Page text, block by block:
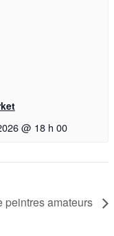
@ 18 h 00
peintres amateurs